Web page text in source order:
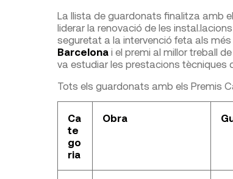
La llista de guardonats finalitza amb
liderar la renovació de les
seguretat a la intervenció feta als
Barcelona i el premi al millor treball
va estudiar les prestacions tècniques
Tots els guardonats amb els Premis
Ca
te
go
ria
Obra